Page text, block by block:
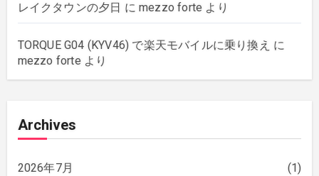
レイクタウンの夕日 にmezzo forte より
TORQUE G04 (KYV46) で楽天モバイルに乗り換え に
mezzo forteより
Archives
2026年7月 (1)